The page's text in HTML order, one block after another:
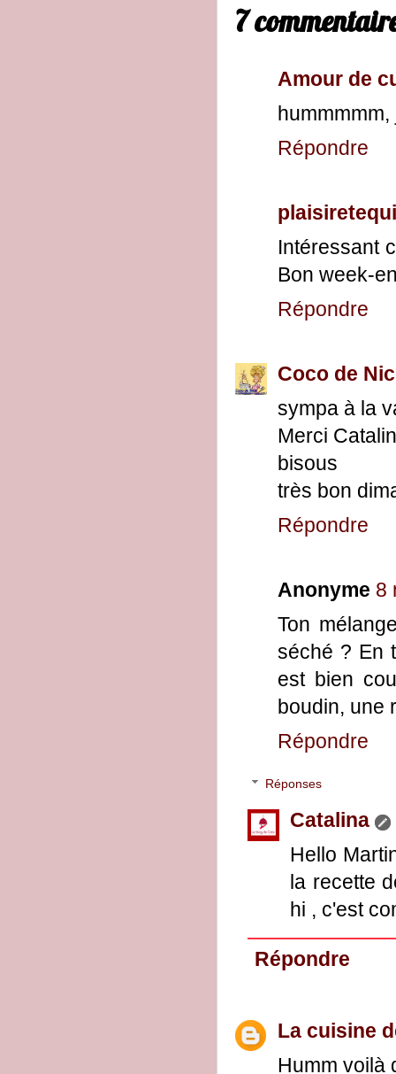
7
Amour de
Répondre
Intéressant
Bon week-
Répondre
Coco de
sympa à la
Merci
bisous
très bon
Répondre
Anonyme 8
Ton
séché ? En
est bien
boudin, une
Répondre
Réponses
Catalina
Hello
la recette
hi , c'est
Répondre
La cuisine
Humm voilà